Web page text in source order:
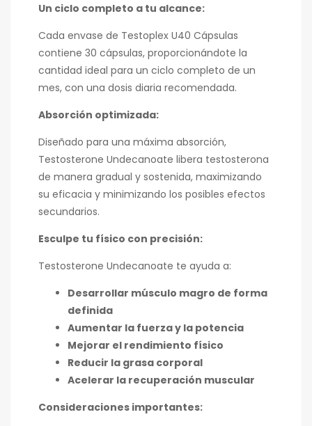
Un ciclo completo a tu alcance:
Cada envase de Testoplex U40 Cápsulas
contiene 30 cápsulas, proporcionándote la
cantidad ideal para un ciclo completo de un
mes, con una dosis diaria recomendada.
Absorción optimizada:
Diseñado para una máxima absorción,
Testosterone Undecanoate libera testosterona
de manera gradual y sostenida, maximizando
su eficacia y minimizando los posibles efectos
secundarios.
Esculpe tu físico con precisión:
Testosterone Undecanoate te ayuda a:
Desarrollar músculo magro de forma
definida
Aumentar la fuerza y la potencia
Mejorar el rendimiento físico
Reducir la grasa corporal
Acelerar la recuperación muscular
Consideraciones importantes: